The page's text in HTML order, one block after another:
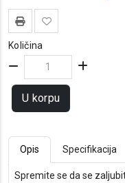
Količina
U korpu
Opis Specifikacija
Spremite se da se